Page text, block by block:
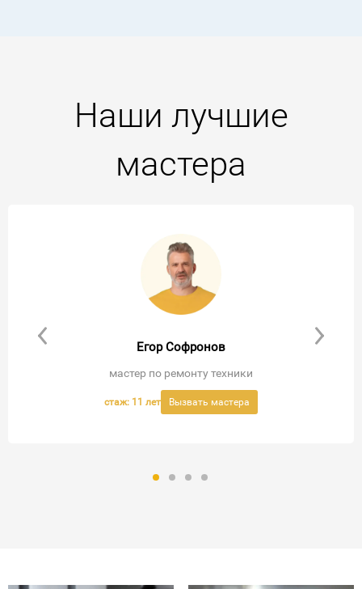
Наши лучшие
мастера
Егор Софронов
мастер по ремонту техники
стаж: 11 лет Вызвать мастера
Вызвать мастера
Вызвать мастера
Вызвать мастера